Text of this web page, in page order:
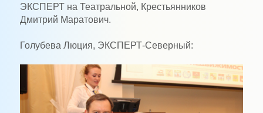
ЭКСПЕРТ на Театральной, Крестьянников
Дмитрий Маратович.
Голубева Люция, ЭКСПЕРТ-Северный: